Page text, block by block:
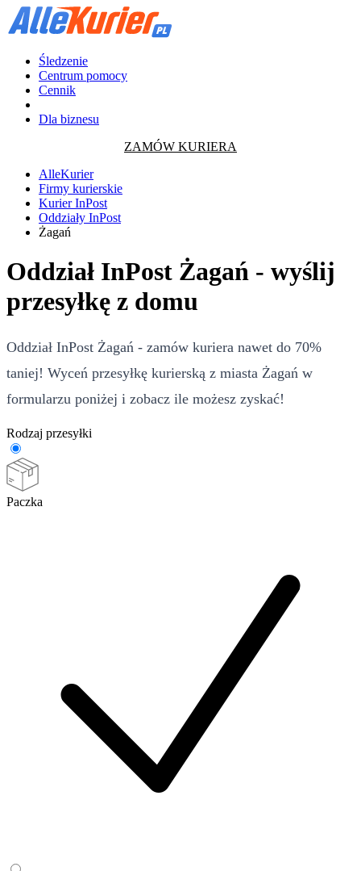
Śledzenie
Centrum pomocy
Cennik
Dla biznesu
ZAMÓW KURIERA
AlleKurier
Firmy kurierskie
Kurier InPost
Oddziały InPost
Żagań
Oddział InPost Żagań - wyślij
przesyłkę z domu
Oddział InPost Żagań - zamów kuriera nawet do 70%
taniej! Wyceń przesyłkę kurierską z miasta Żagań w
formularzu poniżej i zobacz ile możesz zyskać!
Rodzaj przesyłki
Paczka